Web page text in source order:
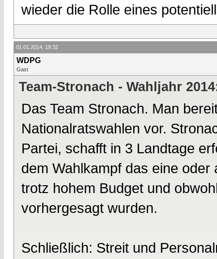
wieder die Rolle eines
01.01.2014, 19:32
WDPG
Gast
Team-Stronach - Wahljahr
Das Team Stronach. Man
Nationalratswahlen vor.
Partei, schafft in 3 Landtage
dem Wahlkampf das eine
trotz hohem Budget und
vorhergesagt wurden.
Schließlich: Streit und